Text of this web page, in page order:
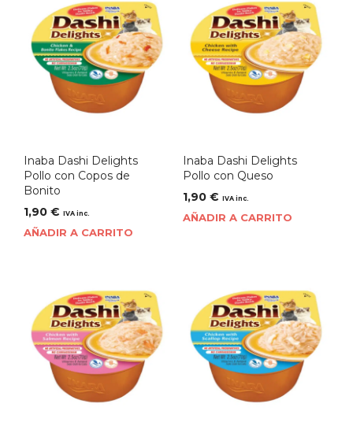
Inaba Dashi Delights
Pollo con Copos de
Bonito
1,90 € IVA inc.
AÑADIR A CARRITO
Inaba Dashi Delights
Pollo con Queso
1,90 € IVA inc.
AÑADIR A CARRITO